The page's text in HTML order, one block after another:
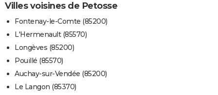
Villes voisines de Petosse
Fontenay-le-Comte (85200)
L'Hermenault (85570)
Longèves (85200)
Pouillé (85570)
Auchay-sur-Vendée (85200)
Le Langon (85370)